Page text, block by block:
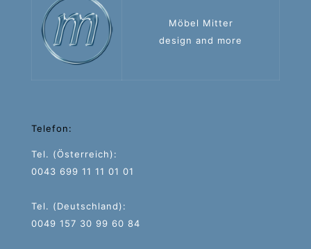
Möbel Mitter
design and more
Telefon:
Tel. (Österreich):
0043 699 11 11 01 01
Tel. (Deutschland):
0049 157 30 99 60 84